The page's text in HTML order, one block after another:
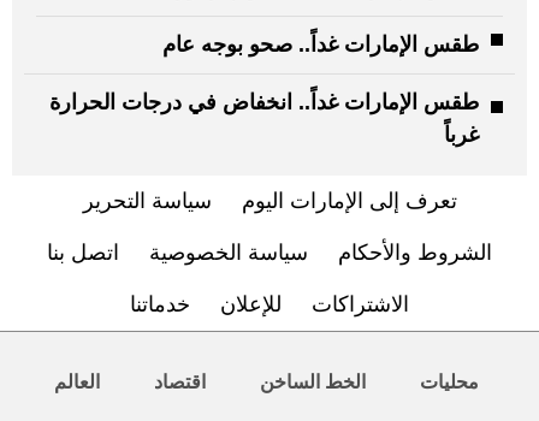
طقس الإمارات غداً.. صحو بوجه عام
طقس الإمارات غداً.. انخفاض في درجات الحرارة
غرباً
تعرف إلى الإمارات اليوم سياسة التحرير
الشروط والأحكام سياسة الخصوصية اتصل بنا
الاشتراكات للإعلان خدماتنا
محليات الخط الساخن اقتصاد العالم